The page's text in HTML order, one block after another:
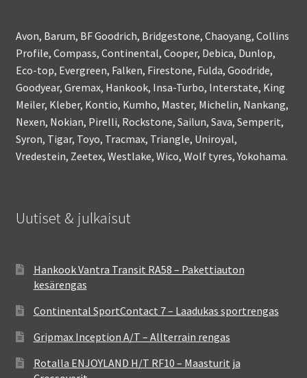
Avon, Barum, BF Goodrich, Bridgestone, Chaoyang, Collins
Profile, Compass, Continental, Cooper, Debica, Dunlop,
Eco-top, Evergreen, Falken, Firestone, Fulda, Goodride,
Goodyear, Gremax, Hankook, Insa-Turbo, Interstate, King
Meiler, Kleber, Kontio, Kumho, Master, Michelin, Nankang,
Nexen, Nokian, Pirelli, Rockstone, Sailun, Sava, Semperit,
Syron, Tigar, Toyo, Tracmax, Triangle, Uniroyal,
Vredestein, Zeetex, Westlake, Wico, Wolf tyres, Yokohama.
Uutiset & julkaisut
Hankook Vantra Transit RA58 – Pakettiauton
kesärengas
Continental SportContact 7 – Laadukas sportrengas
Gripmax Inception A/T – Allterrain rengas
Rotalla ENJOYLAND H/T RF10 – Maasturit ja